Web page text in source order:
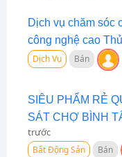
Dịch vụ chăm sóc
công nghệ cao
Dịch Vụ Bán
SIÊU PHẨM RẺ
SÁT CHỢ BÌNH
trước
Bất Động Sản Bán